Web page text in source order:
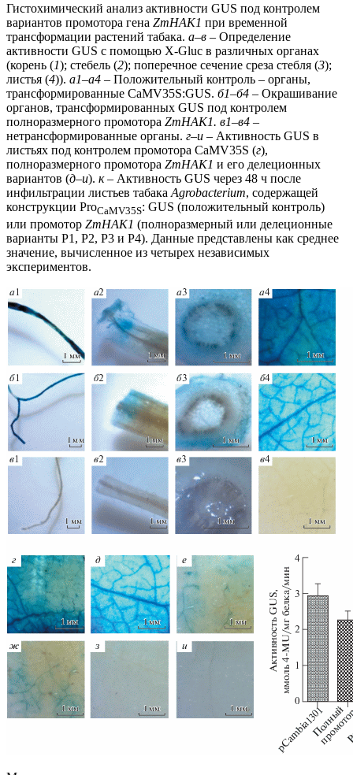
Гистохимический анализ активности GUS под контролем
вариантов промотора гена ZmHAK1 при временной
трансформации растений табака. а‒в ‒ Определение
активности GUS с помощью X-Gluc в различных органах
(корень (1); стебель (2); поперечное сечение среза стебля (3);
листья (4)). а1‒а4 ‒ Положительный контроль ‒ органы,
трансформированные CaMV35S:GUS. б1‒б4 ‒ Окрашивание
органов, трансформированных GUS под контролем
полноразмерного промотора ZmHAK1. в1‒в4 ‒
нетрансформированные органы. г‒и ‒ Активность GUS в
листьях под контролем промотора CaMV35S (г),
полноразмерного промотора ZmHAK1 и его делеционных
вариантов (д‒и). к‒ Активность GUS через 48 ч после
инфильтрации листьев табака Agrobacterium, содержащей
конструкции ProCaMV35S: GUS (положительный контроль)
или промотор ZmHAK1 (полноразмерный или делеционные
варианты P1, P2, P3 и P4). Данные представлены как среднее
значение, вычисленное из четырех независимых
экспериментов.